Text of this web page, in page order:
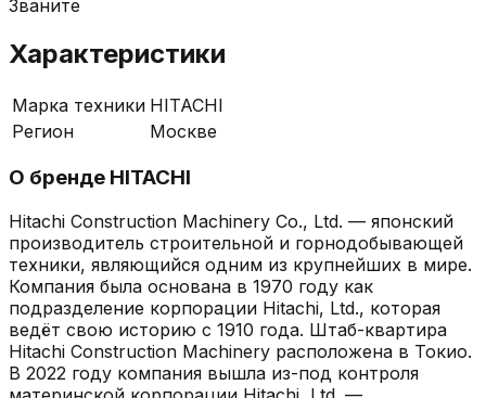
Званите
Характеристики
Марка техники HITACHI
Регион
Москве
О бренде HITACHI
Hitachi Construction Machinery Co., Ltd. — японский
производитель строительной и горнодобывающей
техники, являющийся одним из крупнейших в мире.
Компания была основана в 1970 году как
подразделение корпорации Hitachi, Ltd., которая
ведёт свою историю с 1910 года. Штаб-квартира
Hitachi Construction Machinery расположена в Токио.
В 2022 году компания вышла из-под контроля